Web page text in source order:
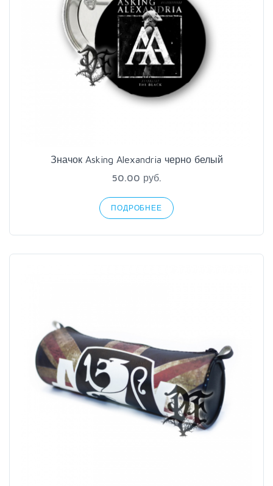
Значок Asking Alexandria черно белый
50.00 руб.
ПОДРОБНЕЕ